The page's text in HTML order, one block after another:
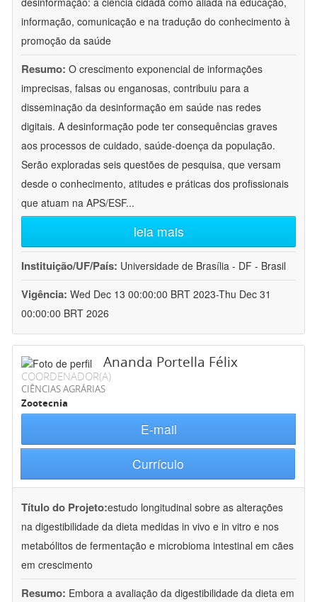
informação, comunicação e na tradução do conhecimento à
promoção da saúde
Resumo: O crescimento exponencial de informações
imprecisas, falsas ou enganosas, contribuiu para a
disseminação da desinformação em saúde nas redes
digitais. A desinformação pode ter consequências graves
aos processos de cuidado, saúde-doença da população.
Serão exploradas seis questões de pesquisa, que versam
desde o conhecimento, atitudes e práticas dos profissionais
que atuam na APS/ESF...
leia mais
Instituição/UF/País: Universidade de Brasília - DF - Brasil
Vigência: Wed Dec 13 00:00:00 BRT 2023-Thu Dec 31
00:00:00 BRT 2026
Ananda Portella Félix
COORDENADOR(A)
CIÊNCIAS AGRÁRIAS
Zootecnia
E-mail
Currículo
Título do Projeto:estudo longitudinal sobre as alterações
na digestibilidade da dieta medidas in vivo e in vitro e nos
metabólitos de fermentação e microbioma intestinal em cães
em crescimento
Resumo: Embora a avaliação da digestibilidade da dieta em